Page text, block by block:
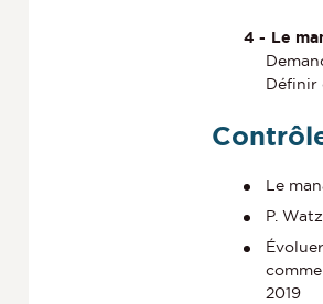
Le
Définir
Le
P.
2019